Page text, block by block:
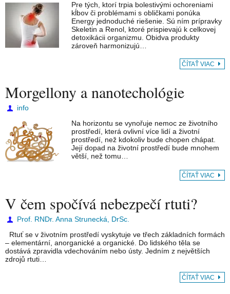
Pre tých, ktorí trpia bolestivými ochoreniami
kĺbov či problémami s obličkami ponúka
Energy jednoduché riešenie. Sú ním prípravky
Skeletin a Renol, ktoré prispievajú k celkovej
detoxikácii organizmu. Obidva produkty
zároveň harmonizujú…
ČÍTAŤ VIAC
Morgellony a nanotechológie
info
Na horizontu se vynořuje nemoc ze životního
prostředí, která ovlivní více lidí a životní
prostředí, než kdokoliv bude chopen chápat.
Její dopad na životní prostředí bude mnohem
větší, než tomu…
ČÍTAŤ VIAC
V čem spočívá nebezpečí rtuti?
Prof. RNDr. Anna Strunecká, DrSc.
Rtuť se v životním prostředí vyskytuje ve třech základních formách
– elementární, anorganické a organické. Do lidského těla se
dostává zpravidla vdechováním nebo ústy. Jedním z největších
zdrojů rtuti…
ČÍTAŤ VIAC